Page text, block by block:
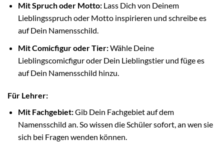
Mit Spruch oder Motto:Lass Dich von Deinem
Lieblingsspruch oder Motto inspirieren und schreibe es
auf Dein Namensschild.
Mit Comicfigur oder Tier:Wähle Deine
Lieblingscomicfigur oder Dein Lieblingstier und füge es
auf Dein Namensschild hinzu.
Für Lehrer:
Mit Fachgebiet:Gib Dein Fachgebiet auf dem
Namensschild an. So wissen die Schüler sofort, an wen sie
sich bei Fragen wenden können.